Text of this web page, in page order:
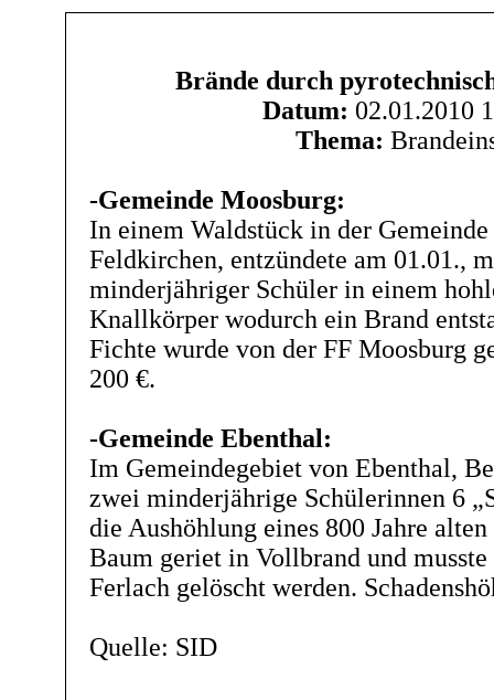
Brände durch
Datum: 02.01.2010
Thema:
-Gemeinde Moosburg:
In einem Waldstück in der
Feldkirchen, entzündete am 01.01.,
minderjähriger Schüler in einem
Knallkörper wodurch ein Brand
Fichte wurde von der FF Moosburg
200 €.
-Gemeinde Ebenthal:
Im Gemeindegebiet von Ebenthal,
zwei minderjährige Schülerinnen 6
die Aushöhlung eines 800 Jahre
Baum geriet in Vollbrand und
Ferlach gelöscht werden.
Quelle: SID